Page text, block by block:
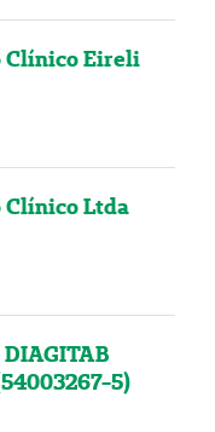
Clínico Eireli
Clínico Ltda
DIAGITAB
5)